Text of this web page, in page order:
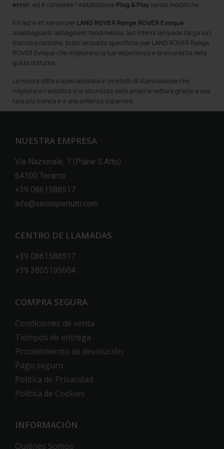
error, ed è consente l'installazione Plug & Play senza modifiche.
Kit led e kit xenon per LAND ROVER Range ROVER Evoque
anabbaglianti abbaglianti fendinebbia, led interni lampade targa luci
freccia posizione, bulbi lampada specifiche per LAND ROVER Range
ROVER Evoque che migliorano la tua esperienza e la sicurezza nella
guida notturna.
La nostra ditta è specializzata in prodotti di illuminazione che
migliorano l'estetica e la sicurezza della propria vettura grazie a una
luce più bianca e a una potenza superiore.
NUESTRA EMPRESA
Via Nazionale, 7 (Piane S.Atto)
64100 Teramo
+39 0861588517
info@xenonpertutti.com
CENTRO DE LLAMADAS
+39 0861588517
+39 3805195604
COMPRA SEGURA
Condiciones de venta
Tiempos de entrega
Procedimiento de devolución
Pago seguro
Política de Privacidad
Política de Cookies
INFORMACIÓN
Quiénes Somos